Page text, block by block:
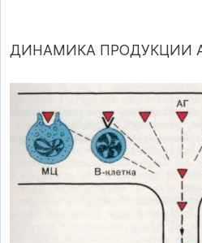
ДИНАМИКА ПРОДУКЦИИ